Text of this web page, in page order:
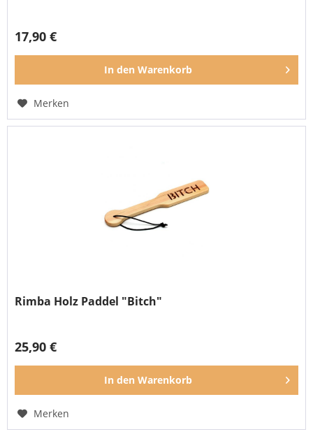
17,90 €
In den Warenkorb
Merken
Rimba Holz Paddel "Bitch"
25,90 €
In den Warenkorb
Merken